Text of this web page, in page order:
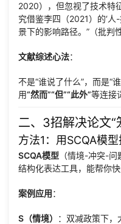
2020），但忽视了技术特
究借鉴李四（2021）的‘人
景下的影响路径。”（批判
文献综述心法：
不是“谁说了什么”，而是“谁
用“然而”“但”“此外”等连接
二、3招解决论文“
方法1：用SCQA模
SCQA模型 （情境-冲突-
结构化表达工具，能帮你快
案例应用：
S（情境） ：双减政策下